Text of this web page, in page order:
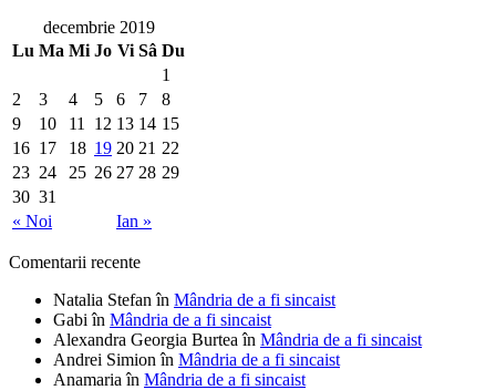
decembrie 2019
Lu Ma Mi Jo Vi Sâ Du
« Noi Ian »
1
2
3 4 5 6 7
8
9
10 11 12 13 14 15
16 17 18 19 20 21 22
23 24 25 26 27 28 29
30 31
Comentarii recente
Natalia Stefan în Mândria de a fi sincaist
Gabi în Mândria de a fi sincaist
Alexandra Georgia Burtea în Mândria de a fi sincaist
Andrei Simion în Mândria de a fi sincaist
Anamaria în Mândria de a fi sincaist